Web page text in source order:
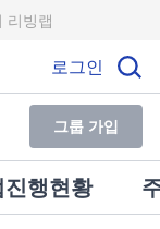
리빙랩
로그인
그룹 가입
진행현황